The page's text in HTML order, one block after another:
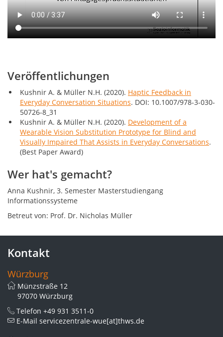
Kushnir
entwickelte
Lösung
und
dahinter.
Veröffentlichungen
Kushnir A. & Müller N.H. (2020). Haptic Feedback in
Everyday Conversation Situations. DOI: 10.1007/978-3-030-
50726-8_31
Kushnir A. & Müller N.H. (2020). Development of a
Wearable Vision Substitution Prototype for Blind and
Visually Impaired That Assists in Everyday Conversations.
(Best Paper Award)
Wer hat's gemacht?
Anna Kushnir, 3. Semester Masterstudiengang
Informationssysteme
Betreut von: Prof. Dr. Nicholas Müller
Kontakt
Würzburg
Münzstraße 12
97070 Würzburg
Telefon +49 931 3511-0
E-Mail servicezentrale-wue[at]thws.de